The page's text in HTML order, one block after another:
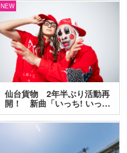
NEW
仙台貨物 2年半ぶり活動再
開！ 新曲「いっち! いっ…